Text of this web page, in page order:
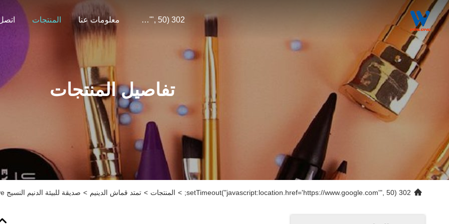
302 SetTimeout("javascript:location.href='https://www.google.com'", 50); معلومات عنا المنتجات
تفاصيل المنتجات
302 setTimeout("javascript:location.href='https://www.google.com'", 50);
> المنتجات > تمتد قماش الدينيم > صديقة للبيئة الدنيم النسيج Repreve الدنيم النسيج مطحنة التصنيع